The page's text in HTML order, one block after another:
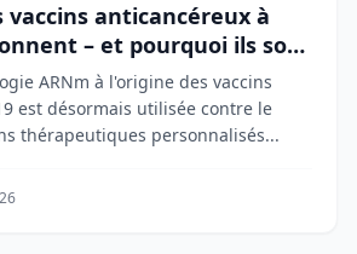
vaccins anticancéreux à
– et pourquoi ils sont
ARNm à l'origine des vaccins
est désormais utilisée contre le
thérapeutiques personnalisés...